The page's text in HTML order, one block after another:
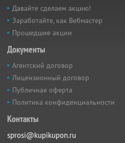
Давайте сделаем акцию!
Заработайте, как Вебмастер
Прошедшие акции
Документы
Агентский договор
Лицензионный договор
Публичная оферта
Политика конфиденциальности
Контакты
sprosi@kupikupon.ru